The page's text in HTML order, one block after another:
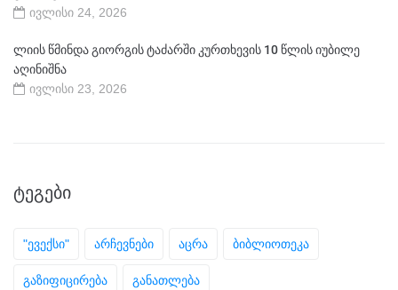
ივლისი 24, 2026
ლიის წმინდა გიორგის ტაძარში კურთხევის 10 წლის იუბილე
აღინიშნა
ივლისი 23, 2026
ᲢᲔᲒᲔᲑᲘ
"ევექსი" არჩევნები აცრა ბიბლიოთეკა
გაზიფიცირება განათლება